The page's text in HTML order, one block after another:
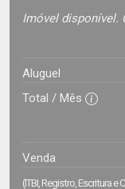
Imóvel disponível.
Aluguel
Total / Mês
Venda
(ITBI, Registro, Escritura e